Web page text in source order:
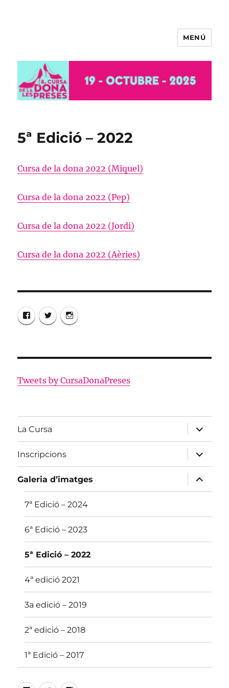
8ª Cursa de la Dona de les Preses
– 2025
MENÚ
5ª Edició – 2022
Cursa de la dona 2022 (Miquel)
Cursa de la dona 2022 (Pep)
Cursa de la dona 2022 (Jordi)
Cursa de la dona 2022 (Aèries)
Facebook
TwitterInstagram
Tweets by CursaDonaPreses
La Cursa
amplia
el
menú
fill
Inscripcions
amplia
el
menú
fill
Galeria d’imatges
amplia
el
menú
7ª Edició – 2024
6ª Edició – 2023
5ª Edició – 2022
4ª edició 2021
3a edició – 2019
2ª edició – 2018
1ª Edició – 2017